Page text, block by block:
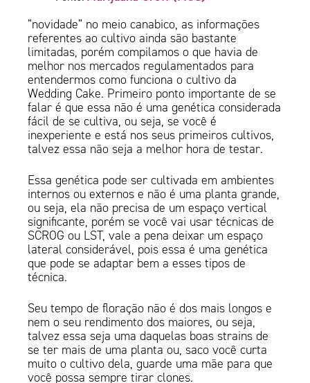
“novidade” no meio canabico, as informações
referentes ao cultivo ainda são bastante
limitadas, porém compilamos o que havia de
melhor nos mercados regulamentados para
entendermos como funciona o cultivo da
Wedding Cake. Primeiro ponto importante de se
falar é que essa não é uma genética considerada
fácil de se cultiva, ou seja, se você é
inexperiente e está nos seus primeiros cultivos,
talvez essa não seja a melhor hora de testar.
Essa genética pode ser cultivada em ambientes
internos ou externos e não é uma planta grande,
ou seja, ela não precisa de um espaço vertical
significante, porém se você vai usar técnicas de
SCROG ou LST, vale a pena deixar um espaço
lateral considerável, pois essa é uma genética
que pode se adaptar bem a esses tipos de
técnica.
Seu tempo de floração não é dos mais longos e
nem o seu rendimento dos maiores, ou seja,
talvez essa seja uma daquelas boas strains de
se ter mais de uma planta ou, saco você curta
muito o cultivo dela, guarde uma mãe para que
você possa sempre tirar clones.